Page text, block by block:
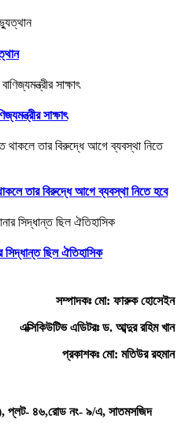
সাক্ষাৎ
তার বিরুদ্ধে আগে ব্যবস্থা নিতে হবে
সিদ্ধান্ত ছিল ঐতিহাসিক
সম্পাদকঃ মো: ফারুক হোসেইন
এক্সিকিউটিভ এডিটরঃ ড. আব্দুর রহিম খান
প্রকাশকঃ মো: মতিউর রহমান
প্লট- ৪৬,রোড নং- ৯/এ, সাতমসজিদ